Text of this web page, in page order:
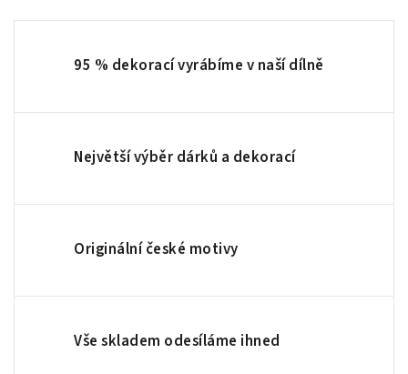
95 % dekorací vyrábíme v naší dílně
Největší výběr dárků a dekorací
Originální české motivy
Vše skladem odesíláme ihned